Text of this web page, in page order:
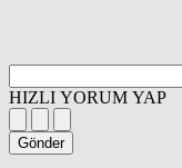
HIZLI YORUM YAP
Gönder